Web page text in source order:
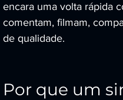
encara uma volta rápida
comentam, filmam,
de qualidade.
Por que um